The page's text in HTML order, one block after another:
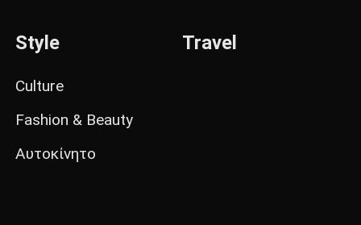
Style
Culture
Fashion & Beauty
Αυτοκίνητο
Travel